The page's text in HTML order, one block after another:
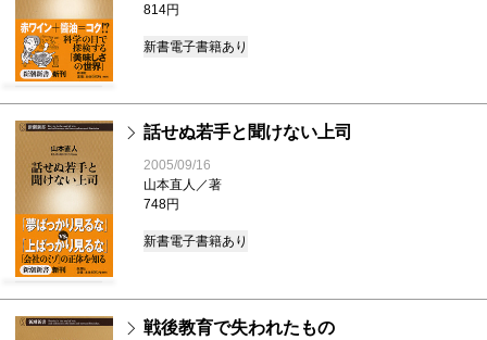
814円
新書電子書籍あり
話せぬ若手と聞けない上司
2005/09/16
山本直人／著
748円
新書電子書籍あり
戦後教育で失われたもの